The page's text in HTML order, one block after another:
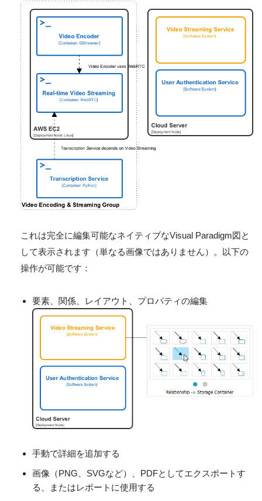
これは完全に編集可能なネイティブなVisual Paradigm図と
して表示されます（単なる画像ではありません）。以下の
操作が可能です：
要素、関係、レイアウト、プロパティの編集
手動で詳細を追加する
画像（PNG、SVGなど）、PDFとしてエクスポートす
る、またはレポートに使用する